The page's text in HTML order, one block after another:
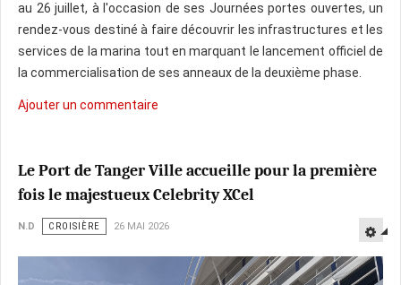
au 26 juillet, à l'occasion de ses Journées portes ouvertes, un
rendez-vous destiné à faire découvrir les infrastructures et les
services de la marina tout en marquant le lancement officiel de
la commercialisation de ses anneaux de la deuxième phase.
Ajouter un commentaire
Le Port de Tanger Ville accueille pour la première
fois le majestueux Celebrity XCel
N.D CROISIÈRE 26 MAI 2026